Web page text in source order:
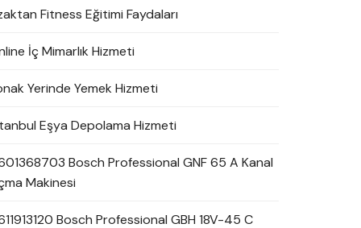
Fitness Eğitimi Faydaları
İç Mimarlık Hizmeti
Yerinde Yemek Hizmeti
Eşya Depolama Hizmeti
Bosch Professional GNF 65 A Kanal
Makinesi
Bosch Professional GBH 18V-45 C